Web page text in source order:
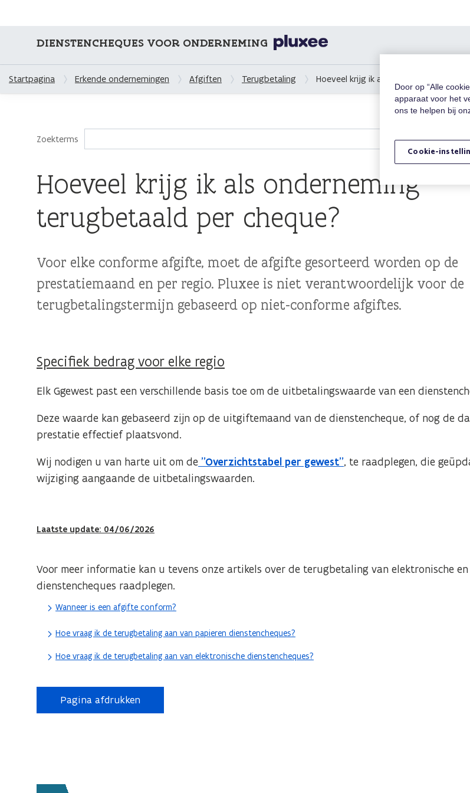
DIENSTENCHEQUES VOOR ONDERNEMING
Startpagina Erkende ondernemingen Afgiften Terugbetaling Hoeveel krijg ik als onderneming
Zoekterms
Hoeveel krijg ik als onderneming
terugbetaald per cheque?
Voor elke conforme afgifte, moet de afgifte gesorteerd worden op de
prestatiemaand en per regio. Pluxee is niet verantwoordelijk voor de
terugbetalingstermijn gebaseerd op niet-conforme afgiftes.
Specifiek bedrag voor elke regio
Elk Ggewest past een verschillende basis toe om de uitbetalingswaarde van een
Deze waarde kan gebaseerd zijn op de uitgiftemaand van de dienstencheque, of nog de
prestatie effectief plaatsvond.
Wij nodigen u van harte uit om de "Overzichtstabel per gewest", te raadplegen, die
wijziging aangaande de uitbetalingswaarden.
Laatste update: 04/06/2026
Voor meer informatie kan u tevens onze artikels over de terugbetaling van elektronische
dienstencheques raadplegen.
Wanneer is een afgifte conform?
Hoe vraag ik de terugbetaling aan van papieren dienstencheques?
Hoe vraag ik de terugbetaling aan van elektronische dienstencheques?
Pagina afdrukken
Door op “Alle
apparaat voor het
ons te helpen bij
Cookie-